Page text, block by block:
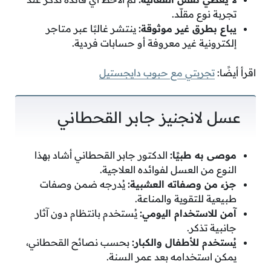
تجربة نوع مقلّد.
يباع بطرق غير موثوقة: ينتشر غالبًا عبر متاجر
إلكترونية غير معروفة أو حسابات فردية.
اقرأ أيضًا: تجربتي مع حبوب دايجستيل
عسل لانجنيز جابر القحطاني
موصى به طبيًا: الدكتور جابر القحطاني أشاد بهذا
النوع من العسل لفوائده العلاجية.
جزء من وصفاته العشبية: يُدرجه ضمن وصفات
طبيعية للتقوية والمناعة.
آمن للاستخدام اليومي: يُستخدم بانتظام دون آثار
جانبية تذكر.
يُستخدم للأطفال والكبار: بحسب نصائح القحطاني،
يمكن استخدامه بعد عمر السنة.